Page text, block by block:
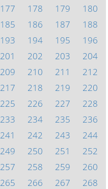
177 178 179
180
185 186 187
188
193 194 195
196
201 202 203
204
209 210 211
212
217 218 219
220
225 226 227
228
233 234 235
236
241 242 243
244
249 250 251
252
257 258 259
260
265 266 267
268